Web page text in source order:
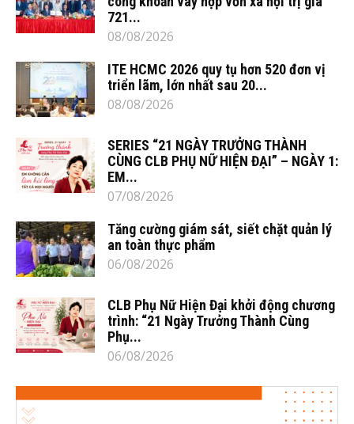
721...
08/08/2026
ITE HCMC 2026 quy tụ hơn 520 đơn vị
triển lãm, lớn nhất sau 20...
08/08/2026
SERIES “21 NGÀY TRƯỞNG THÀNH
CÙNG CLB PHỤ NỮ HIỆN ĐẠI” – NGÀY 1:
EM...
07/08/2026
Tăng cường giám sát, siết chặt quản lý
an toàn thực phẩm
06/08/2026
CLB Phụ Nữ Hiện Đại khởi động chương
trình: “21 Ngày Trưởng Thành Cùng
Phụ...
06/08/2026